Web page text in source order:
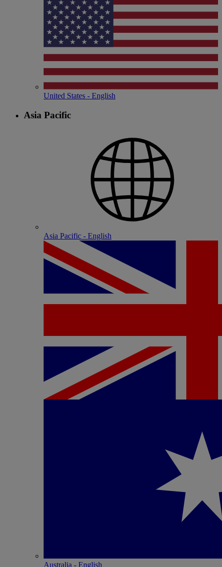
United States - English
Asia Pacific
Asia Pacific - English
Australia - English